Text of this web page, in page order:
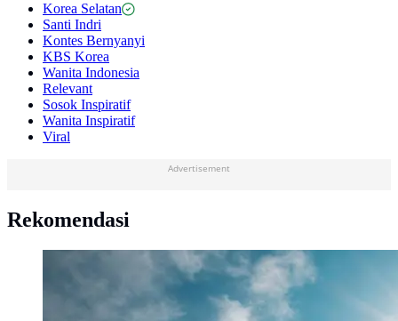
Korea Selatan
Santi Indri
Kontes Bernyanyi
KBS Korea
Wanita Indonesia
Relevant
Sosok Inspiratif
Wanita Inspiratif
Viral
Advertisement
Rekomendasi